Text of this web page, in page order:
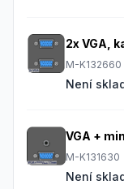
2x VGA,
M-K132660
Není
VGA +
M-K131630
Není